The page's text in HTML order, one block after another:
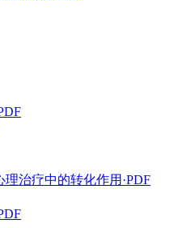
治疗中的转化作用·PDF